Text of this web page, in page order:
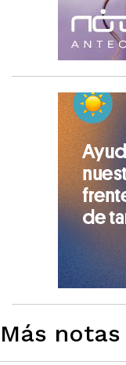
Más